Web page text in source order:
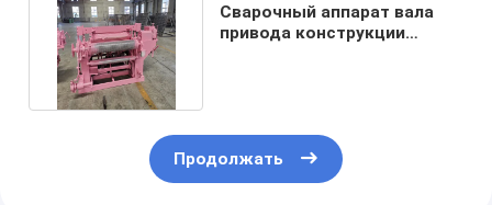
Сварочный аппарат вала
привода конструкции
Продолжать